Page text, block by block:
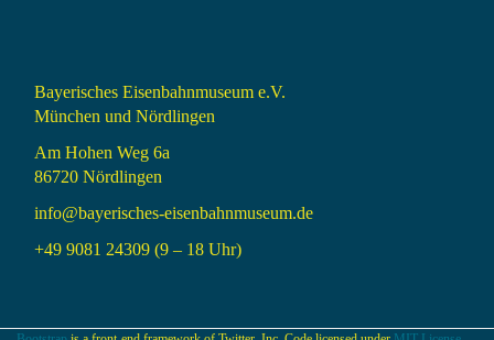
Bayerisches Eisenbahnmuseum e.V.
München und Nördlingen
Am Hohen Weg 6a
86720 Nördlingen
info@bayerisches-eisenbahnmuseum.de
+49 9081 24309 (9 – 18 Uhr)